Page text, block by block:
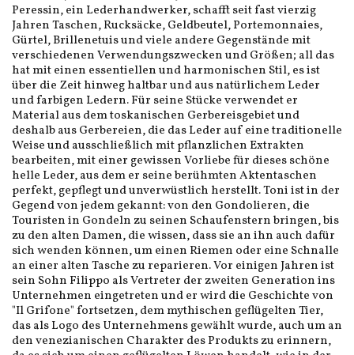
Peressin, ein Lederhandwerker, schafft seit fast vierzig
Jahren Taschen, Rucksäcke, Geldbeutel, Portemonnaies,
Gürtel, Brillenetuis und viele andere Gegenstände mit
verschiedenen Verwendungszwecken und Größen; all das
hat mit einen essentiellen und harmonischen Stil, es ist
über die Zeit hinweg haltbar und aus natürlichem Leder
und farbigen Ledern. Für seine Stücke verwendet er
Material aus dem toskanischen Gerbereisgebiet und
deshalb aus Gerbereien, die das Leder auf eine traditionelle
Weise und ausschließlich mit pflanzlichen Extrakten
bearbeiten, mit einer gewissen Vorliebe für dieses schöne
helle Leder, aus dem er seine berühmten Aktentaschen
perfekt, gepflegt und unverwüstlich herstellt. Toni ist in der
Gegend von jedem gekannt: von den Gondolieren, die
Touristen in Gondeln zu seinen Schaufenstern bringen, bis
zu den alten Damen, die wissen, dass sie an ihn auch dafür
sich wenden können, um einen Riemen oder eine Schnalle
an einer alten Tasche zu reparieren. Vor einigen Jahren ist
sein Sohn Filippo als Vertreter der zweiten Generation ins
Unternehmen eingetreten und er wird die Geschichte von
"Il Grifone" fortsetzen, dem mythischen geflügelten Tier,
das als Logo des Unternehmens gewählt wurde, auch um an
den venezianischen Charakter des Produkts zu erinnern,